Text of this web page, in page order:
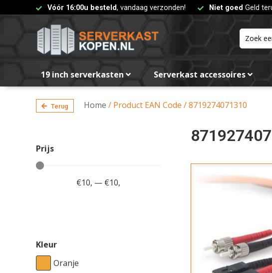
Vóór 16:00u besteld, vandaag verzonden! Niet goed Geld
19 inch serverkasten Serverkast accessoires
Terug Home / Product EAN Code / 8719274071310
Prijs
€10, — €10,
Kleur
Oranje